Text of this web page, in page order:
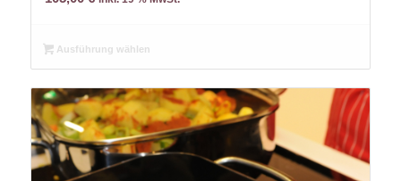
Ausführung wählen